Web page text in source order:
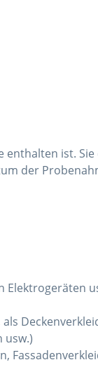
ist.
der
Elektrogeräten
usw.)